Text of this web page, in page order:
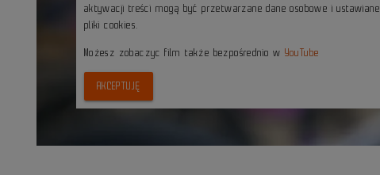
aktywacji treści mogą być przetwarzane dane osobowe i ustawiane
pliki cookies.
Możesz zobaczyc film także bezpośrednio w YouTube
AKCEPTUJĘ